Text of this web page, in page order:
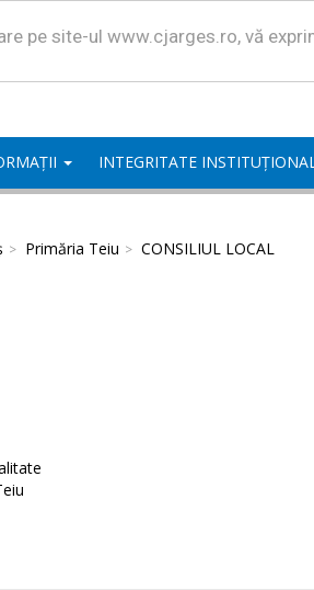
pe site-ul www.cjarges.ro, vă
INTEGRITATE
Primăria Teiu CONSILIUL LOCAL